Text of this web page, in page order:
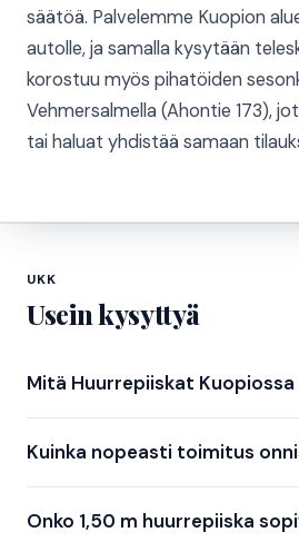
säätöä. Palvelemme Kuopion
autolle, ja samalla kysytään
korostuu myös pihatöiden
Vehmersalmella (Ahontie 173),
tai haluat yhdistää samaan
UKK
Usein kysyttyä
Mitä Huurrepiiskat Kuopiossa
Kuinka nopeasti toimitus
Onko 1,50 m huurrepiiska